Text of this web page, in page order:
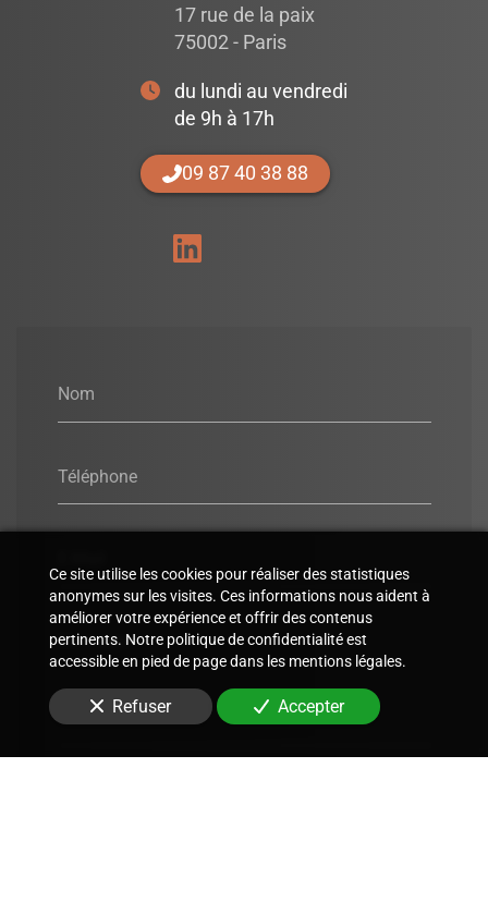
Nom
Téléphone
Message
17 rue de la paix
75002 - Paris
du lundi au vendredi
de 9h à 17h
09 87 40 38 88
Ce site utilise les cookies pour réaliser des statistiques
anonymes sur les visites. Ces informations nous aident à
améliorer votre expérience et offrir des contenus
pertinents. Notre politique de confidentialité est
accessible en pied de page dans les mentions légales.
Refuser Accepter